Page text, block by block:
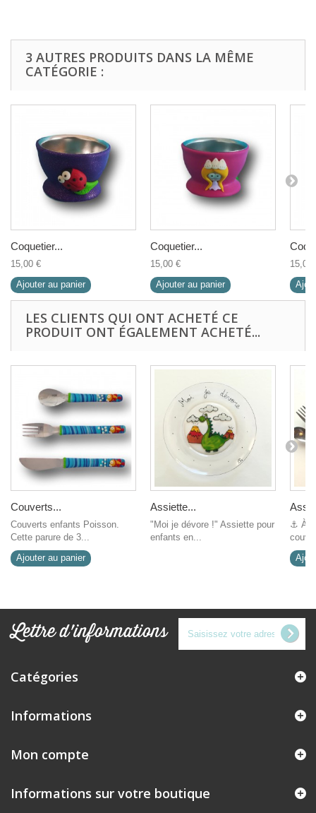
3 AUTRES PRODUITS DANS LA MÊME
CATÉGORIE :
Coquetier...
15,00 €
Ajouter au panier
Coquetier...
15,00 €
Ajouter au panier
15,00
LES CLIENTS QUI ONT ACHETÉ CE
PRODUIT ONT ÉGALEMENT ACHETÉ...
Couverts...
Couverts enfants Poisson.
Cette parure de 3...
Ajouter au panier
Assiette...
"Moi je dévore !" Assiette pour
enfants en...
⚓ À
Lettre d'informations
Catégories
Informations
Mon compte
Informations sur votre boutique